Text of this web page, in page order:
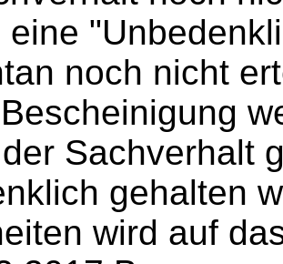
eine
noch nicht
Sachverhalt
gehalten
wird auf